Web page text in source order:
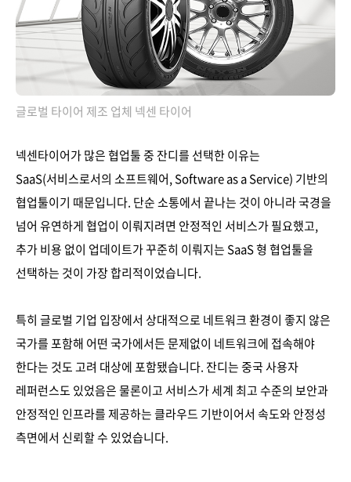
글로벌 타이어 제조 업체 넥센 타이어
넥센타이어가 많은 협업툴 중 잔디를 선택한 이유는
SaaS(서비스로서의 소프트웨어, Software as a Service) 기반의
협업툴이기 때문입니다. 단순 소통에서 끝나는 것이 아니라 국경을
넘어 유연하게 협업이 이뤄지려면 안정적인 서비스가 필요했고,
추가 비용 없이 업데이트가 꾸준히 이뤄지는 SaaS 형 협업툴을
선택하는 것이 가장 합리적이었습니다.
특히 글로벌 기업 입장에서 상대적으로 네트워크 환경이 좋지 않은
국가를 포함해 어떤 국가에서든 문제없이 네트워크에 접속해야
한다는 것도 고려 대상에 포함됐습니다. 잔디는 중국 사용자
레퍼런스도 있었음은 물론이고 서비스가 세계 최고 수준의 보안과
안정적인 인프라를 제공하는 클라우드 기반이어서 속도와 안정성
측면에서 신뢰할 수 있었습니다.